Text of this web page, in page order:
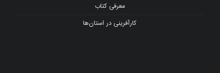
معرفی کتاب
کارآفرینی در استان‌ها